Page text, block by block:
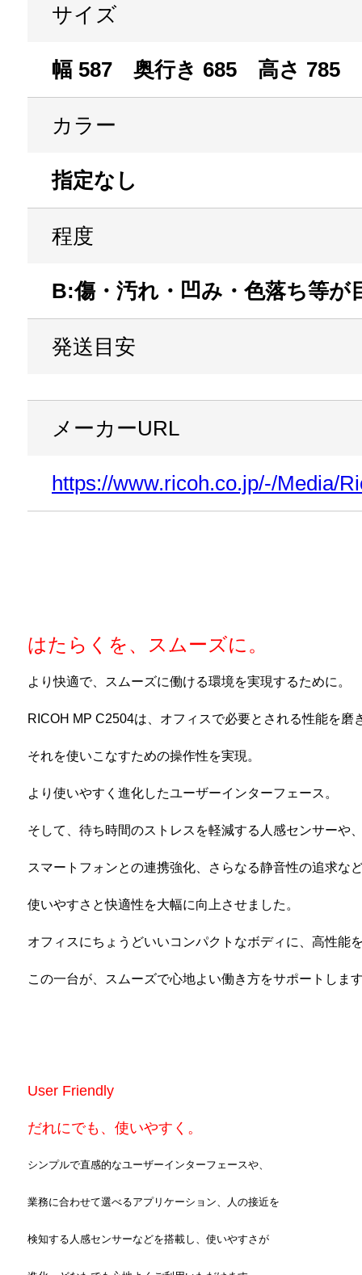
サイズ
幅 587 奥行き 685 高さ 785
カラー
指定なし
程度
B:傷・汚れ・凹み・色落ち等が
発送目安
メーカーURL
https://www.ricoh.co.jp/-/Media/
はたらくを、スムーズに。
より快適で、スムーズに働ける環境を実現するために。
RICOH MP C2504は、オフィスで必要とされる性能を磨
それを使いこなすための操作性を実現。
より使いやすく進化したユーザーインターフェース。
そして、待ち時間のストレスを軽減する人感センサーや
スマートフォンとの連携強化、さらなる静音性の追求な
使いやすさと快適性を大幅に向上させました。
オフィスにちょうどいいコンパクトなボディに、高性能
この一台が、スムーズで心地よい働き方をサポートしま
User Friendly
だれにでも、使いやすく。
シンプルで直感的なユーザーインターフェースや、
業務に合わせて選べるアプリケーション、人の接近を
検知する人感センサーなどを搭載し、使いやすさが